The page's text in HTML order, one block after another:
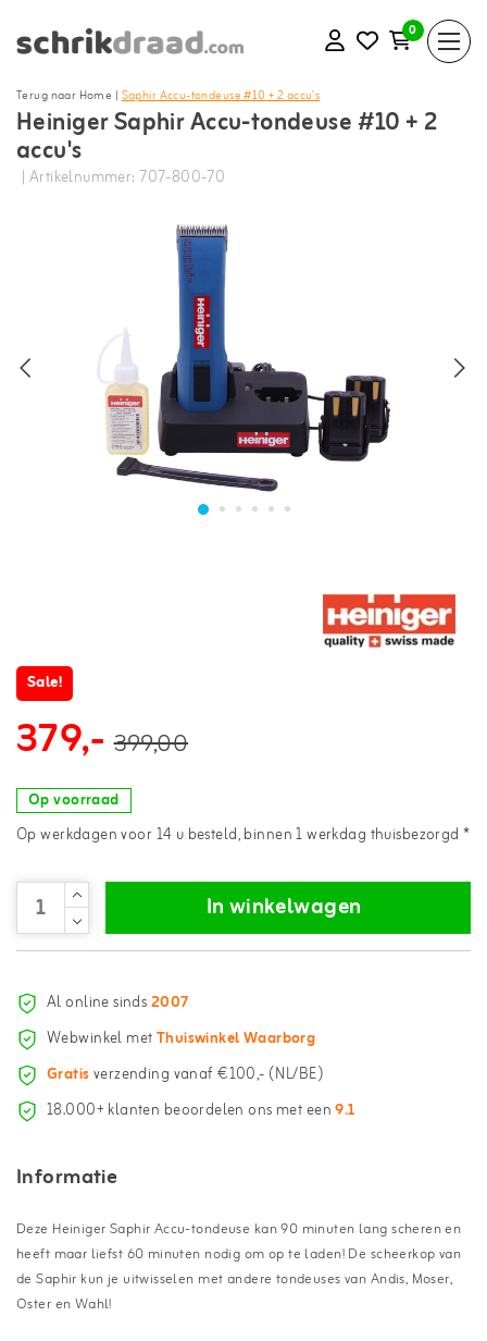
0
Terug naar Home |Saphir Accu-tondeuse #10 + 2 accu's
Heiniger Saphir Accu-tondeuse #10 + 2
accu's
| Artikelnummer: 707-800-70
Sale!
379,- 399,00
Op voorraad
Op werkdagen voor 14 u besteld, binnen 1 werkdag thuisbezorgd *
In winkelwagen
Al online sinds2007
Webwinkel metThuiswinkel Waarborg
Gratisverzending vanaf €100,- (NL/BE)
18.000+ klanten beoordelen ons met een9.1
Informatie
Deze Heiniger Saphir Accu-tondeuse kan 90 minuten lang scheren en
heeft maar liefst 60 minuten nodig om op te laden! De scheerkop van
de Saphir kun je uitwisselen met andere tondeuses van Andis, Moser,
Oster en Wahl!